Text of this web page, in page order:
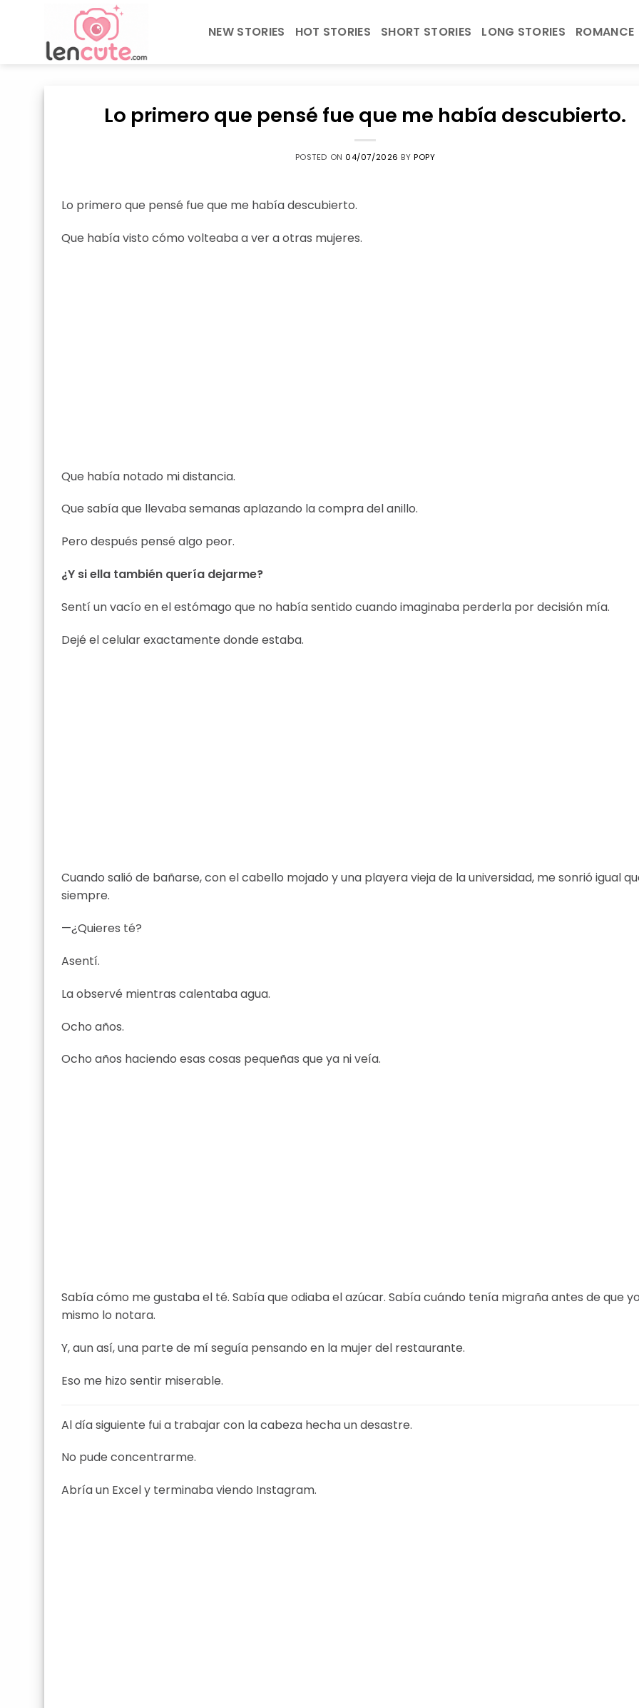
NEW STORIES HOT STORIES SHORT STORIES LONG STORIES ROMANCE
Lo primero que pensé fue que me había descubierto.
POSTED ON 04/07/2026 BYPOPY
Lo primero que pensé fue que me había descubierto.
Que había visto cómo volteaba a ver a otras mujeres.
Que había notado mi distancia.
Que sabía que llevaba semanas aplazando la compra del anillo.
Pero después pensé algo peor.
¿Y si ella también quería dejarme?
Sentí un vacío en el estómago que no había sentido cuando imaginaba perderla por decisión mía.
Dejé el celular exactamente donde estaba.
Cuando salió de bañarse, con el cabello mojado y una playera vieja de la universidad, me sonrió igual
siempre.
—¿Quieres té?
Asentí.
La observé mientras calentaba agua.
Ocho años.
Ocho años haciendo esas cosas pequeñas que ya ni veía.
Sabía cómo me gustaba el té. Sabía que odiaba el azúcar. Sabía cuándo tenía migraña antes de que
mismo lo notara.
Y, aun así, una parte de mí seguía pensando en la mujer del restaurante.
Eso me hizo sentir miserable.
Al día siguiente fui a trabajar con la cabeza hecha un desastre.
No pude concentrarme.
Abría un Excel y terminaba viendo Instagram.